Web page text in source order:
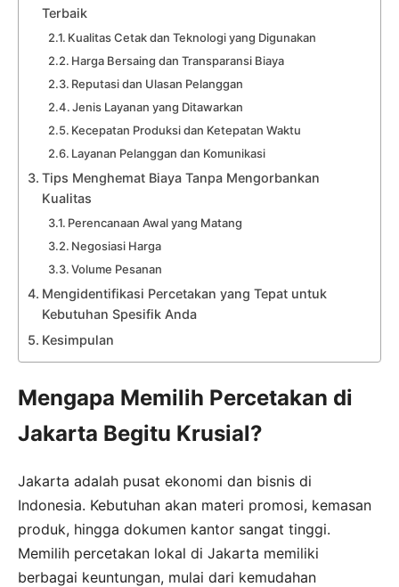
Terbaik
Kualitas Cetak dan Teknologi yang Digunakan
Harga Bersaing dan Transparansi Biaya
Reputasi dan Ulasan Pelanggan
Jenis Layanan yang Ditawarkan
Kecepatan Produksi dan Ketepatan Waktu
Layanan Pelanggan dan Komunikasi
Tips Menghemat Biaya Tanpa Mengorbankan
Kualitas
Perencanaan Awal yang Matang
Negosiasi Harga
Volume Pesanan
Mengidentifikasi Percetakan yang Tepat untuk
Kebutuhan Spesifik Anda
Kesimpulan
Mengapa Memilih Percetakan di
Jakarta Begitu Krusial?
Jakarta adalah pusat ekonomi dan bisnis di
Indonesia. Kebutuhan akan materi promosi, kemasan
produk, hingga dokumen kantor sangat tinggi.
Memilih percetakan lokal di Jakarta memiliki
berbagai keuntungan, mulai dari kemudahan